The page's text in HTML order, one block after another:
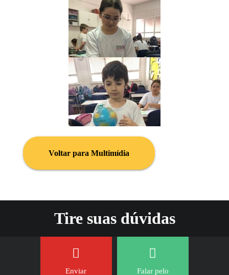
Voltar para Multimídia
Tire suas dúvidas
Enviar Falar pelo